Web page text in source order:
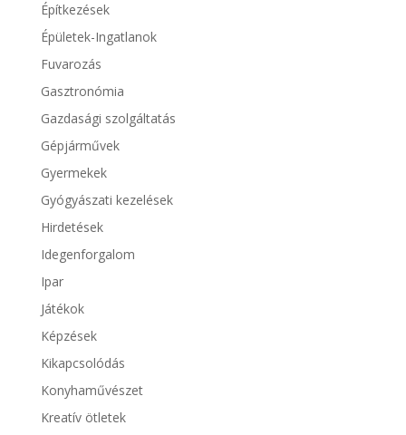
Építkezések
Épületek-Ingatlanok
Fuvarozás
Gasztronómia
Gazdasági szolgáltatás
Gépjárművek
Gyermekek
Gyógyászati kezelések
Hirdetések
Idegenforgalom
Ipar
Játékok
Képzések
Kikapcsolódás
Konyhaművészet
Kreatív ötletek